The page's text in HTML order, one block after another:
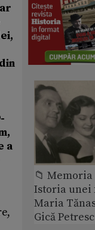
a
📁
Istoria
Maria
Gică